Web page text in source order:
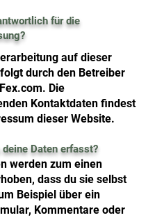
für die
auf dieser
durch den Betreiber
Die
Kontaktdaten findest
dieser Website.
deine Daten erfasst?
werden zum einen
dass du sie selbst
Beispiel über ein
Kommentare oder